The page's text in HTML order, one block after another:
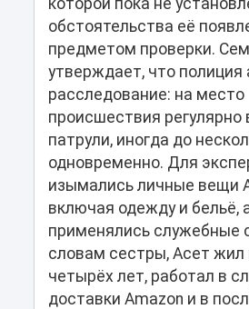
обстоятельства её
предметом проверки.
утверждает, что полиция
расследование: на место
происшествия
патрули, иногда до
одновременно. Для
изымались личные вещи
включая одежду и бельё,
применялись служебные
словам сестры, Асет
четырёх лет, работал в
доставки Amazon и в